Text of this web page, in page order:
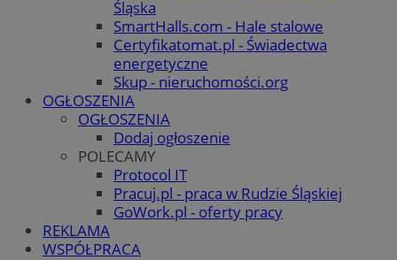
Śląska
SmartHalls.com - Hale stalowe
Certyfikatomat.pl - Świadectwa
energetyczne
Skup - nieruchomości.org
OGŁOSZENIA
OGŁOSZENIA
Dodaj ogłoszenie
POLECAMY
Protocol IT
Pracuj.pl - praca w Rudzie Śląskiej
GoWork.pl - oferty pracy
REKLAMA
WSPÓŁPRACA